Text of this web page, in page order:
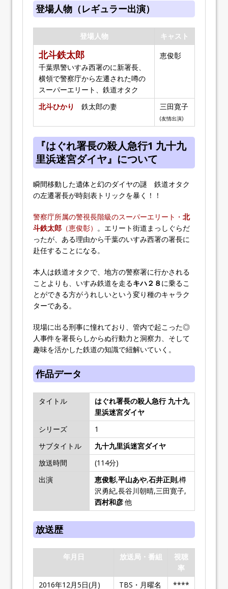
登場人物（レギュラー出演）
登場人物 キャスト
北斗鉄太郎
千葉県警いすみ西署のに新署長、
横領で警察庁から左遷された噂の
スーパーエリート、鉄道オタク
恵俊彰
北斗ひかり 鉄太郎の妻 三田寛子
(友情出演)
『はぐれ署長の殺人急行1 九十九
里浜迷宮ダイヤ』について
瞬間移動した遺体と幻のダイヤの謎 鉄道オタク
の左遷署長が時刻表トリックを暴く！！
警察庁所属の警視長階級のスーパーエリート・ 北
斗鉄太郎 （恵俊彰） 。エリート街道まっしぐらだ
ったが、ある理由から千葉のいすみ西署の署長に
赴任することになる。
本人は鉄道オタクで、地方の警察署に行かされる
ことよりも、いすみ鉄道を走るキハ２８に乗るこ
とができる方がうれしいという変り種のキャラク
ターである。
現場に出る刑事に憧れており、管内で起こった◎
人事件を署長らしからぬ行動力と洞察力、そして
趣味を活かした鉄道の知識で紐解いていく。
作品データ
タイトル
はぐれ署長の殺人急行 九十九
里浜迷宮ダイヤ
シリーズ
1
サブタイトル
九十九里浜迷宮ダイヤ
放送時間
(114分)
出演
恵俊彰,平山あや,石井正則,樽
沢勇紀,長谷川朝晴,三田寛子,
西村和彦他
放送歴
年月日 放送局・番組
視聴
率
2016年12月5日(月)
TBS・月曜名 ****